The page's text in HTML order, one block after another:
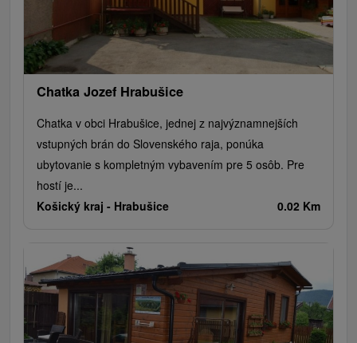
Chatka Jozef Hrabušice
Chatka v obci Hrabušice, jednej z najvýznamnejších
vstupných brán do Slovenského raja, ponúka
ubytovanie s kompletným vybavením pre 5 osôb. Pre
hostí je...
Košický kraj - Hrabušice 0.02 Km